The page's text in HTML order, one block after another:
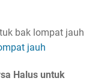
bak lompat jauh
jauh
Halus untuk